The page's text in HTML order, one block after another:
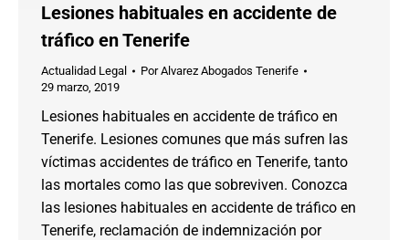
Lesiones habituales en accidente de
tráfico en Tenerife
Actualidad Legal PorAlvarez Abogados Tenerife
29 marzo, 2019
Lesiones habituales en accidente de tráfico en
Tenerife. Lesiones comunes que más sufren las
víctimas accidentes de tráfico en Tenerife, tanto
las mortales como las que sobreviven. Conozca
las lesiones habituales en accidente de tráfico en
Tenerife, reclamación de indemnización por